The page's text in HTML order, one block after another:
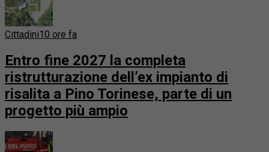
Cittadini10 ore fa
Entro fine 2027 la completa
ristrutturazione dell’ex impianto di
risalita a Pino Torinese, parte di un
progetto più ampio